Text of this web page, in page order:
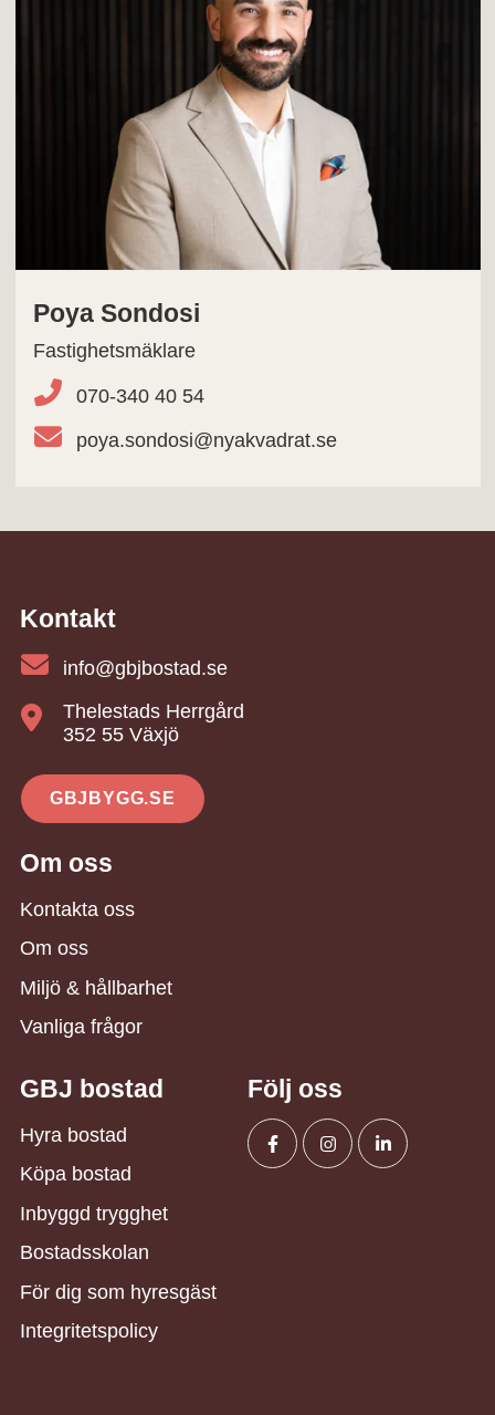
Poya Sondosi
Fastighetsmäklare
070-340 40 54
poya.sondosi@nyakvadrat.se
Kontakt
info@gbjbostad.se
Thelestads Herrgård
352 55 Växjö
GBJBYGG.SE
Om oss
Kontakta oss
Om oss
Miljö & hållbarhet
Vanliga frågor
GBJ bostad
Hyra bostad
Köpa bostad
Inbyggd trygghet
Bostadsskolan
För dig som hyresgäst
Integritetspolicy
Följ oss